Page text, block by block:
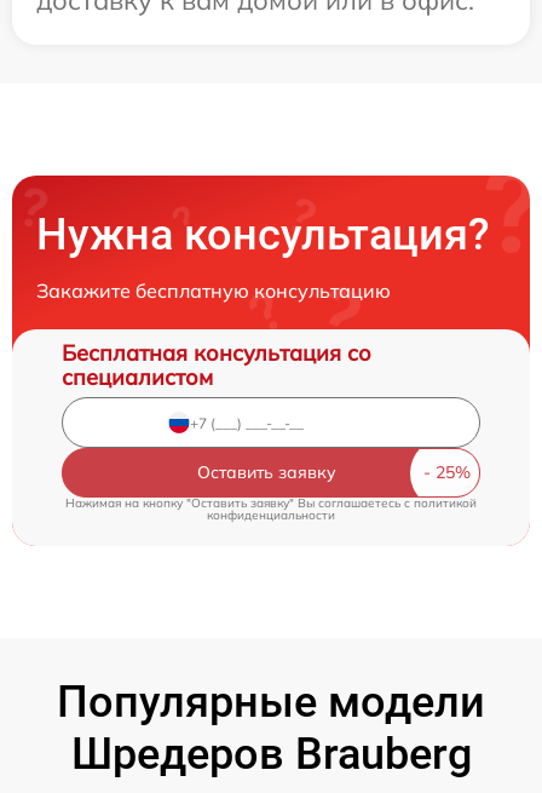
Нужна консультация?
Закажите бесплатную консультацию
Бесплатная консультация со
специалистом
Оставить заявку
Нажимая на кнопку "Оставить заявку" Вы соглашаетесь c политикой
конфиденциальности
Популярные модели
Шредеров Brauberg